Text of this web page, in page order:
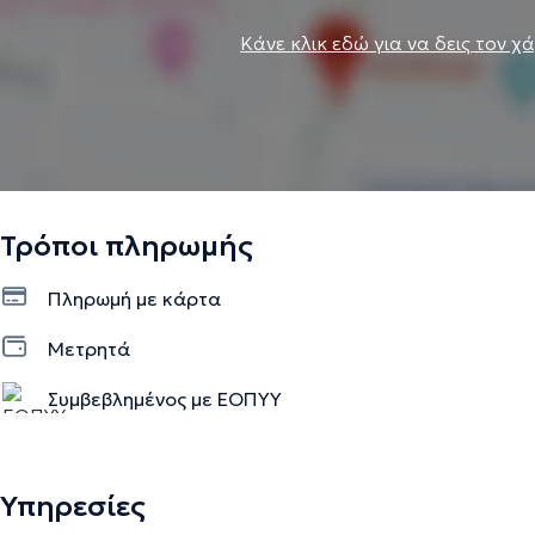
Κάνε κλικ εδώ για να δεις τον
Τρόποι πληρωμής
Πληρωμή με κάρτα
Μετρητά
Συμβεβλημένος με ΕΟΠΥΥ
Υπηρεσίες